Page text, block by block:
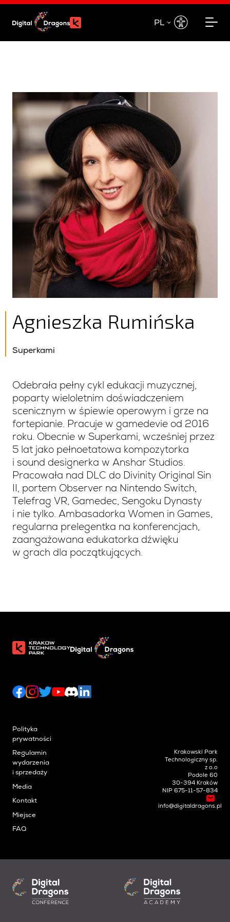
PL
EN
Agnieszka Rumińska
Superkami
Odebrała pełny cykl edukacji muzycznej,
poparty wieloletnim doświadczeniem
scenicznym w śpiewie operowym i grze na
fortepianie. Pracuje w gamedevie od 2016
roku. Obecnie w Superkami, wcześniej przez
5 lat jako pełnoetatowa kompozytorka
i sound designerka w Anshar Studios.
Pracowała nad DLC do Divinity Original Sin
II, portem Observer na Nintendo Switch,
Telefrag VR, Gamedec, Sengoku Dynasty
i nie tylko. Ambasadorka Women in Games,
regularna prelegentka na konferencjach,
zaangażowana edukatorka dźwięku
w grach dla początkujących.
Polityka
prywatności
Regulamin
wydarzenia
i sprzedaży
Media
Kontakt
Miejsce
FAQ
Krakowski Park
Technologiczny sp.
z o.o
Podole 60
30-394 Kraków
NIP 675-11-57-834
info@digitaldragons.pl